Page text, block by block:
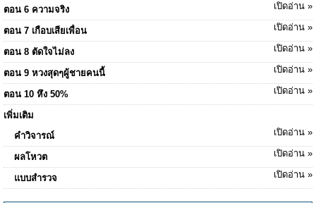
ตอน 6 ความจริง เปิดอ่าน »
ตอน 7 เกือบเสียเพื่อน เปิดอ่าน »
ตอน 8 ตัดใจไม่ลง เปิดอ่าน »
ตอน 9 หวงสุดๆผู้ชายคนนี้ เปิดอ่าน »
ตอน 10 หึง 50% เปิดอ่าน »
เพิ่มเติม
คำวิจารณ์
เปิดอ่าน »
ผลโหวต เปิดอ่าน »
แบบสำรวจ เปิดอ่าน »